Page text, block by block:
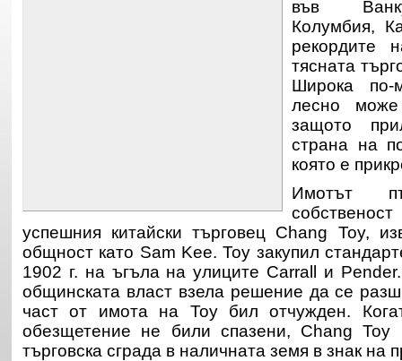
във
Колумбия,
рекордите
тясната
Широка
лесно
защото
страна на
която е
Имотът
успешния китайски търговец Chang Toy,
общност като Sam Kee. Toy закупил
1902 г. на ъгъла на улиците Carrall и
общинската власт взела решение да се
част от имота на Toy бил отчужден.
обезщетение не били спазени, Chang Toy
търговска сграда в наличната земя в знак на